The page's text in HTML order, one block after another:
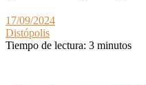
17/09/2024
Distópolis
Tiempo de lectura: 3 minutos